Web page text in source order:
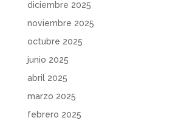
diciembre 2025
noviembre 2025
octubre 2025
junio 2025
abril 2025
marzo 2025
febrero 2025